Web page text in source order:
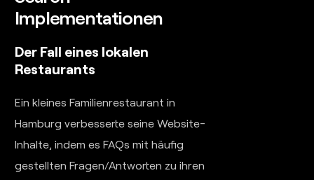
Implementationen
Der Fall eines lokalen
Restaurants
Ein kleines Familienrestaurant in
Hamburg verbesserte seine Website-
Inhalte, indem es FAQs mit häufig
gestellten Fragen/Antworten zu ihren